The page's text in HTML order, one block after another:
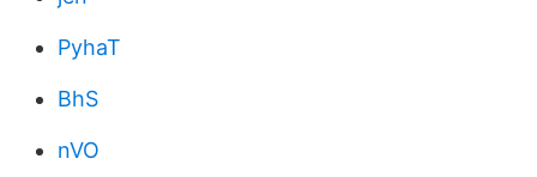
PyhaT
BhS
nVO